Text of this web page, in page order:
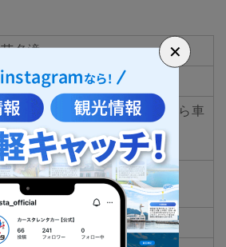
苗名滝
新潟県妙高市杉野沢
信越自動車道 妙高高原ICから車
で15分
※降車後に徒歩で約15分
年中無休
あり
✕